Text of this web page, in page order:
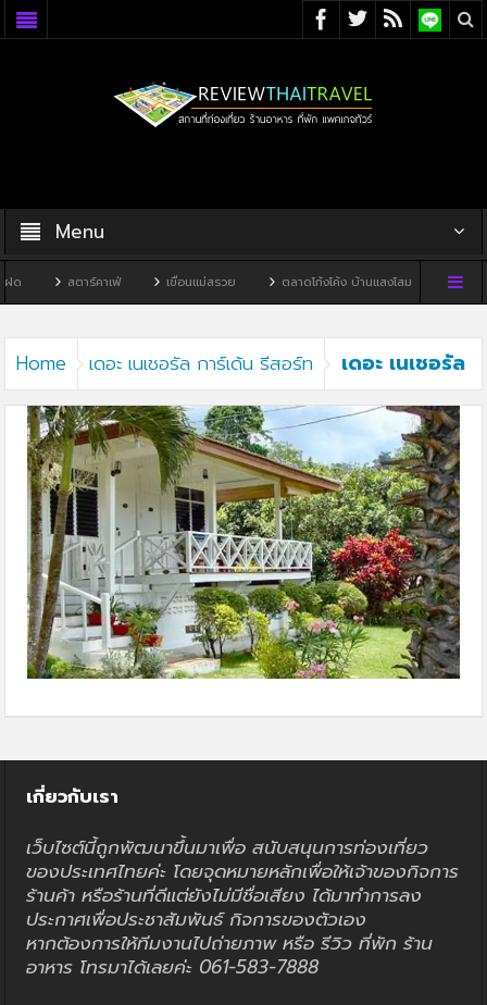
Menu
สตาร์คาเฟ่ เขื่อนแม่สรวย ตลาดโก้งโค้ง บ้านแสงโสม ทิวผาคา
Home เดอะ เนเชอรัล การ์เด้น รีสอร์ท
เดอะ เนเชอรัล
การ์เด้น รีสอร์ท3
เกี่ยวกับเรา
เว็บไซต์นี้ถูกพัฒนาขึ้นมาเพื่อ สนับสนุนการท่องเที่ยว
ของประเทศไทยค่ะ โดยจุดหมายหลักเพื่อให้เจ้าของกิจการ
ร้านค้า หรือร้านที่ดีแต่ยังไม่มีชื่อเสียง ได้มาทำการลง
ประกาศเพื่อประชาสัมพันธ์ กิจการของตัวเอง
หากต้องการให้ทีมงานไปถ่ายภาพ หรือ รีวิว ที่พัก ร้าน
อาหาร โทรมาได้เลยค่ะ 061-583-7888